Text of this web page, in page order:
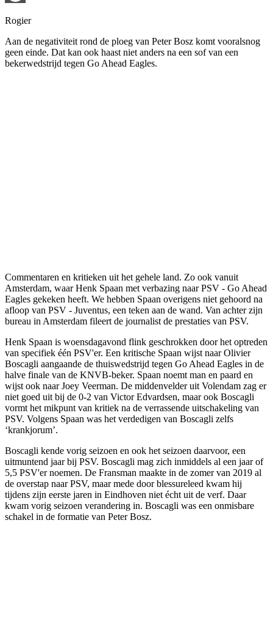
Rogier
Aan de negativiteit rond de ploeg van Peter Bosz komt vooralsnog
geen einde. Dat kan ook haast niet anders na een sof van een
bekerwedstrijd tegen Go Ahead Eagles.
Commentaren en kritieken uit het gehele land. Zo ook vanuit
Amsterdam, waar Henk Spaan met verbazing naar PSV - Go Ahead
Eagles gekeken heeft. We hebben Spaan overigens niet gehoord na
afloop van PSV - Juventus, een teken aan de wand. Van achter zijn
bureau in Amsterdam fileert de journalist de prestaties van PSV.
Henk Spaan is woensdagavond flink geschrokken door het optreden
van specifiek één PSV'er. Een kritische Spaan wijst naar Olivier
Boscagli aangaande de thuiswedstrijd tegen Go Ahead Eagles in de
halve finale van de KNVB-beker. Spaan noemt man en paard en
wijst ook naar Joey Veerman. De middenvelder uit Volendam zag er
niet goed uit bij de 0-2 van Victor Edvardsen, maar ook Boscagli
vormt het mikpunt van kritiek na de verrassende uitschakeling van
PSV. Volgens Spaan was het verdedigen van Boscagli zelfs
‘krankjorum’.
Boscagli kende vorig seizoen en ook het seizoen daarvoor, een
uitmuntend jaar bij PSV. Boscagli mag zich inmiddels al een jaar of
5,5 PSV'er noemen. De Fransman maakte in de zomer van 2019 al
de overstap naar PSV, maar mede door blessureleed kwam hij
tijdens zijn eerste jaren in Eindhoven niet écht uit de verf. Daar
kwam vorig seizoen verandering in. Boscagli was een onmisbare
schakel in de formatie van Peter Bosz.